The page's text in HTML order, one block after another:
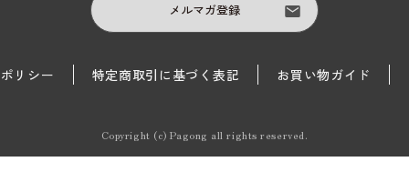
メルマガ登録
リシー 特定商取引に基づく表記 お買い物ガイド
Copyright (c) Pagong all rights reserved.